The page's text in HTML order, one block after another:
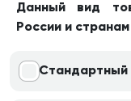
Данный вид
России и
Стандартный